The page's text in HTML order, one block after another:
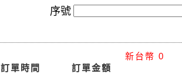
序號
訂單時間 訂單金額
新台幣 0